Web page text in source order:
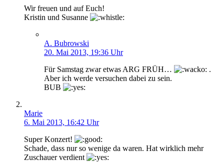
Wir freuen und auf Euch!
Kristin und Susanne
A. Bubrowski
20. Mai 2013, 19:36 Uhr
Für Samstag zwar etwas ARG FRÜH…
.
Aber ich werde versuchen dabei zu sein.
BUB
Marie
6. Mai 2013, 16:42 Uhr
Super Konzert!
Schade, dass nur so wenige da waren. Hat wirklich mehr
Zuschauer verdient